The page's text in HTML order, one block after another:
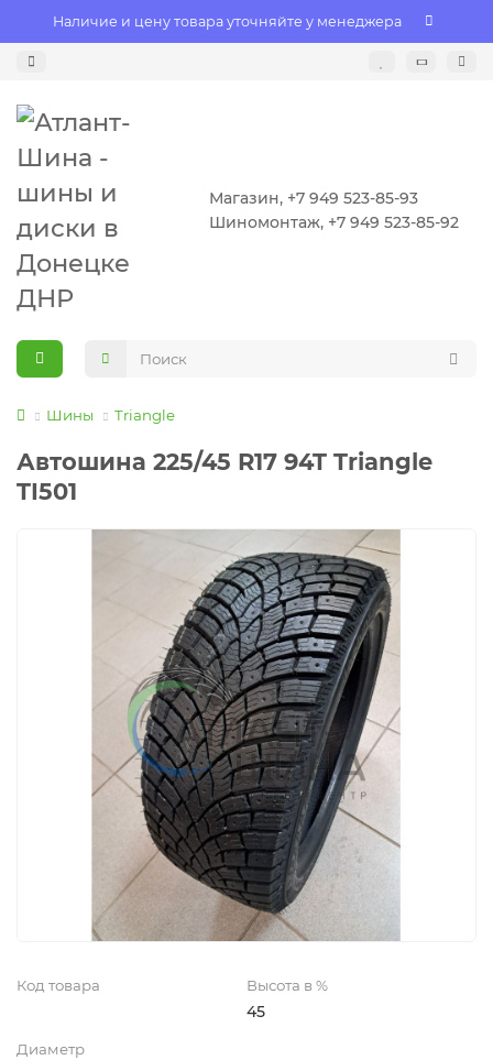
Наличие и цену товара уточняйте у менеджера
Магазин, +7 949 523-85-93
Шиномонтаж, +7 949 523-85-92
Шины Triangle
Автошина 225/45 R17 94T Triangle
TI501
Код товара Высота в %
45
Диаметр